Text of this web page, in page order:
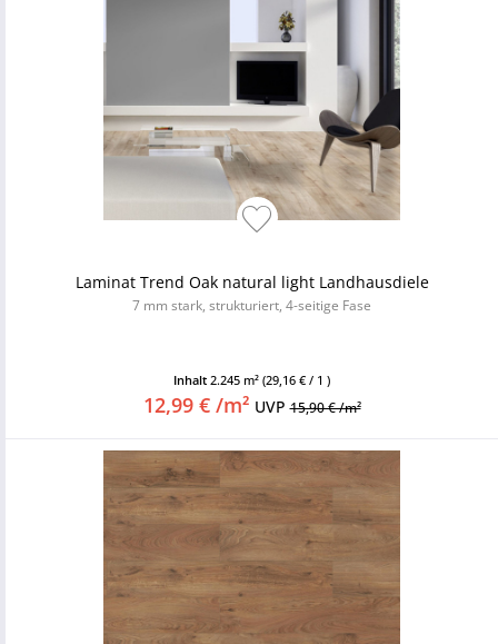
Laminat Trend Oak natural light Landhausdiele
7 mm stark, strukturiert, 4-seitige Fase
Inhalt 2.245 m² (29,16 € / 1 )
12,99 € /m² UVP15,90 € /m²